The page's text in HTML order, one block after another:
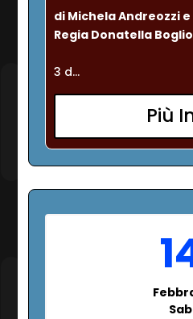
di Michela Andreozzi
Regia Donatella
3 d...
Più
Sab